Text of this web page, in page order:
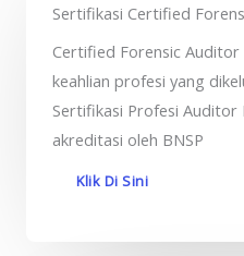
Sertifikasi Certified
Certified Forensic
keahlian profesi yang
Sertifikasi Profesi Auditor
akreditasi oleh BNSP
Klik Di Sini